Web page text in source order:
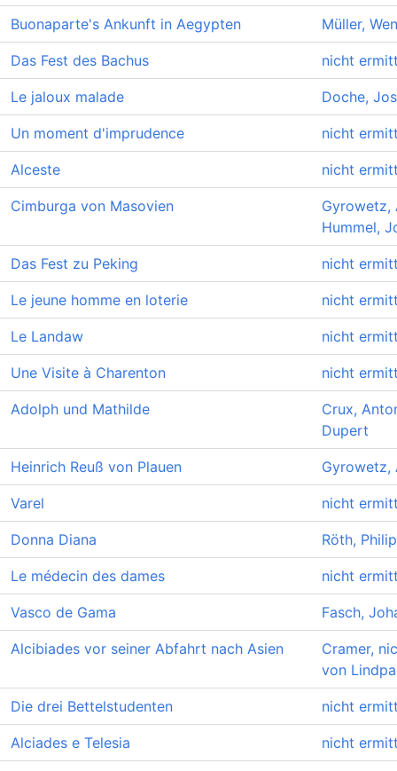
Buonaparte's Ankunft in Aegypten Müller,
Das Fest des Bachus nicht
Le jaloux malade Doche,
Un moment d'imprudence nicht
Alceste nicht
Cimburga von Masovien
Gyrowetz,
Hummel,
Das Fest zu Peking nicht
Le jeune homme en loterie nicht
Le Landaw nicht
Une Visite à Charenton nicht
Adolph und Mathilde
Crux,
Dupert
Heinrich Reuß von Plauen Gyrowetz,
Varel nicht
Donna Diana Röth,
Le médecin des dames nicht
Vasco de Gama Fasch,
Alcibiades vor seiner Abfahrt nach Asien
Cramer,
von
Die drei Bettelstudenten nicht
Alciades e Telesia nicht